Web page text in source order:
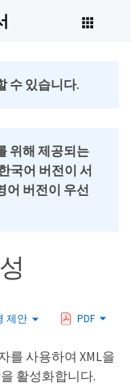
수 있습니다.
위해 제공되는
국어 버전이 서
어 버전이 우선
제안 PDF
를 사용하여 XML을
활성화합니다.